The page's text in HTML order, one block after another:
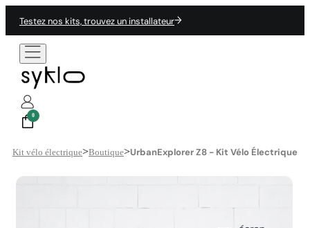
Testez nos kits, trouvez un installateur
0
Kit vélo électrique>Boutique>UrbanExplorer Z8 - Kit Vélo Électrique